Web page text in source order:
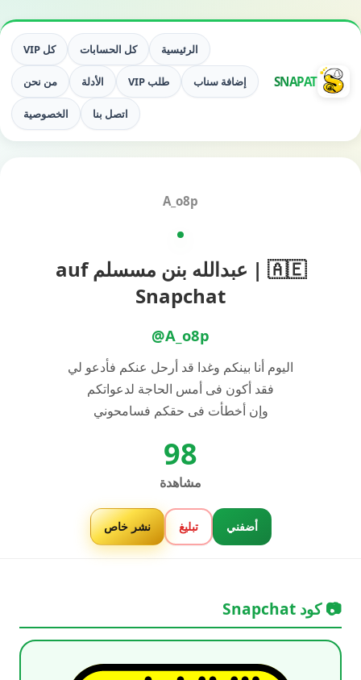
SNAPAT
الرئيسية كل الحسابات كل VIP
إضافة سناب طلب VIP الأدلة من نحن
اتصل بنا الخصوصية
A_o8p
🇦🇪 | عبدالله بنن مسسلم auf
Snapchat
@A_o8p
اليوم أنا بينكم وغدا قد أرحل عنكم فأدعو لي
فقد أكون فى أمس الحاجة لدعواتكم
وإن أخطأت فى حقكم فسامحوني
98
مشاهدة
أضفني تبليغ نشر خاص
📷 كود Snapchat